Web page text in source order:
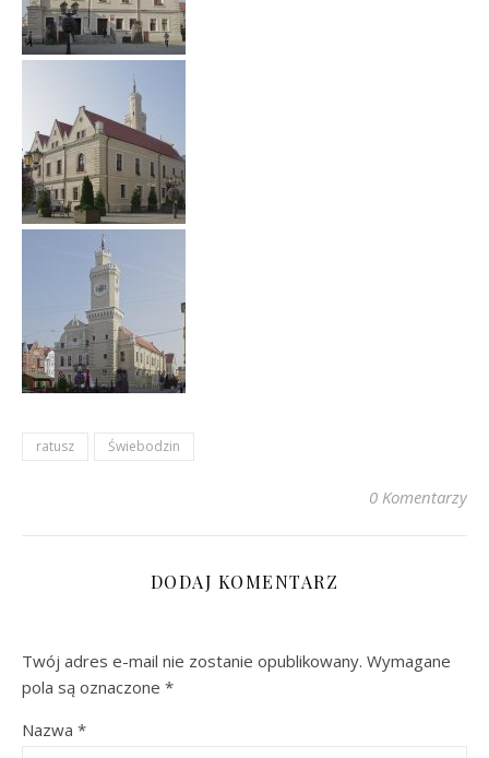
ratusz Świebodzin
0 Komentarzy
DODAJ KOMENTARZ
Twój adres e-mail nie zostanie opublikowany. Wymagane
pola są oznaczone *
Nazwa *